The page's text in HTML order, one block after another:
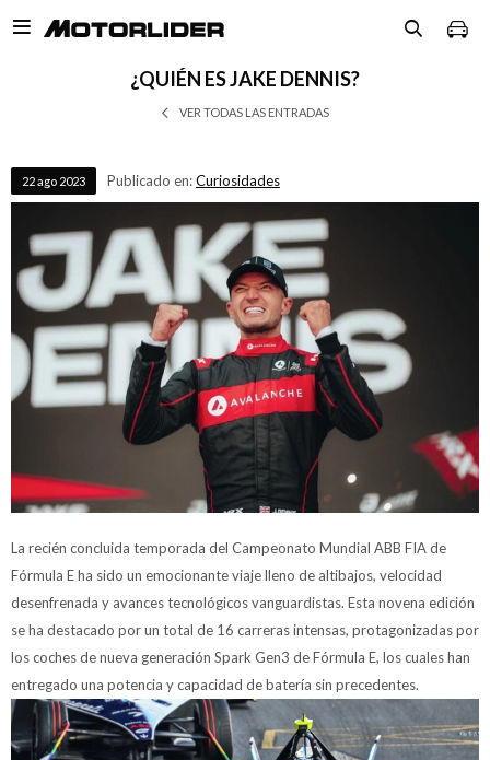

¿QUIÉN ES JAKE DENNIS?
VER TODAS LAS ENTRADAS
22ago 2023 Publicado en:Curiosidades
La recién concluida temporada del Campeonato Mundial ABB FIA de
Fórmula E ha sido un emocionante viaje lleno de altibajos, velocidad
desenfrenada y avances tecnológicos vanguardistas. Esta novena edición
se ha destacado por un total de 16 carreras intensas, protagonizadas por
los coches de nueva generación Spark Gen3 de Fórmula E, los cuales han
entregado una potencia y capacidad de batería sin precedentes.